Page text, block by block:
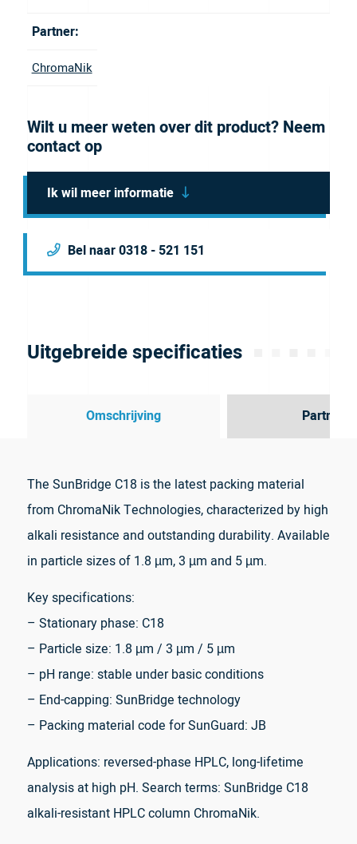
Partner:
ChromaNik
Wilt u meer weten over dit product? Neem
contact op
Ik wil meer informatie
Bel naar 0318 - 521 151
Uitgebreide specificaties
Omschrijving Partner
The SunBridge C18 is the latest packing material
from ChromaNik Technologies, characterized by high
alkali resistance and outstanding durability. Available
in particle sizes of 1.8 µm, 3 µm and 5 µm.
Key specifications:
– Stationary phase: C18
– Particle size: 1.8 µm / 3 µm / 5 µm
– pH range: stable under basic conditions
– End-capping: SunBridge technology
– Packing material code for SunGuard: JB
Applications: reversed-phase HPLC, long-lifetime
analysis at high pH. Search terms: SunBridge C18
alkali-resistant HPLC column ChromaNik.